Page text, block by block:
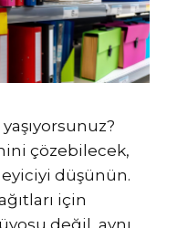
yaşıyorsunuz?
çözebilecek,
düşünün.
için
değil, aynı